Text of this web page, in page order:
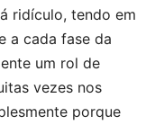
ridículo, tendo em
a cada fase da
um rol de
vezes nos
porque